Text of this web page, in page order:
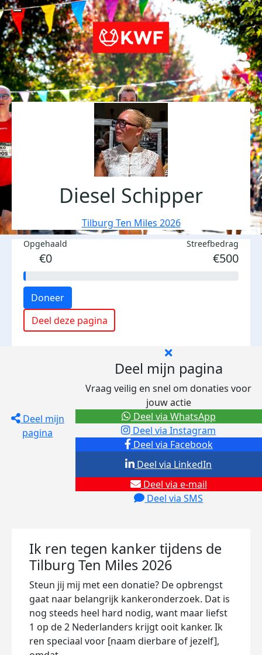
Diesel Schipper
Tilburg Ten Miles 2026
Opgehaald
€0
Streefbedrag
€500
Doneer
Deel deze pagina
Deel mijn
pagina
Deel mijn pagina
Vraag veilig en snel om donaties voor
jouw actie
Deel via Facebook
Deel via Instagram
Deel via e-mail
Deel via SMS
Deel via LinkedIn
Deel via WhatsApp
Ik ren tegen kanker tijdens de
Tilburg Ten Miles 2026
Steun jij mij met een donatie? De opbrengst
gaat naar belangrijk kankeronderzoek. Dat is
nog steeds heel hard nodig, want maar liefst
1 op de 2 Nederlanders krijgt ooit kanker. Ik
ren speciaal voor [naam dierbare of jezelf],